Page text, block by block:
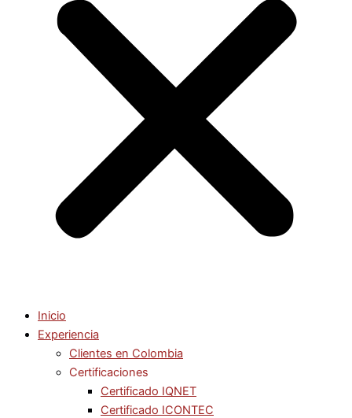
Inicio
Experiencia
Clientes en Colombia
Certificaciones
Certificado IQNET
Certificado ICONTEC